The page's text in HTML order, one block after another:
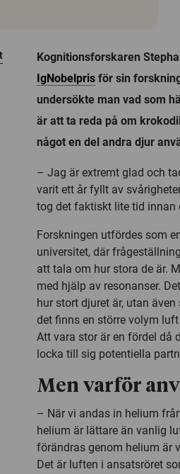
Kognitionsforskaren
IgNobelpris för sin
undersökte man vad som
är att ta reda på om
något en del andra djur
– Jag är extremt glad och
varit ett år fyllt av
tog det faktiskt lite tid innan
Forskningen utfördes som
universitet, där
att tala om hur stora de är.
med hjälp av resonanser.
hur stort djuret är, utan
det finns en större volym
Att vara stor är en fördel då
locka till sig potentiella
Men varför
– När vi andas in helium
helium är lättare än vanlig
förändras genom helium är
Det är luften i ansatsröret